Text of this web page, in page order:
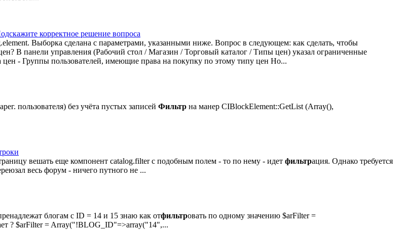
корректное решение вопроса
Выборка сделана с параметрами, указанными ниже. Вопрос в следующем: как сделать, чтобы
В панели управления (Рабочий стол / Магазин / Торговый каталог / Типы цен) указал ограниченные
- Группы пользователей, имеющие права на покупку по этому типу цен Но...
пользователя) без учёта пустых записей Фильтр на манер CIBlockElement::GetList (Array(),
вешать еще компонент catalog.filter с подобным полем - то по нему - идет фильтрация. Однако требуется
весь форум - ничего путного не ...
блогам с ID = 14 и 15 знаю как отфильтровать по одному значению $arFilter =
? $arFilter = Array("!BLOG_ID"=>array("14",...